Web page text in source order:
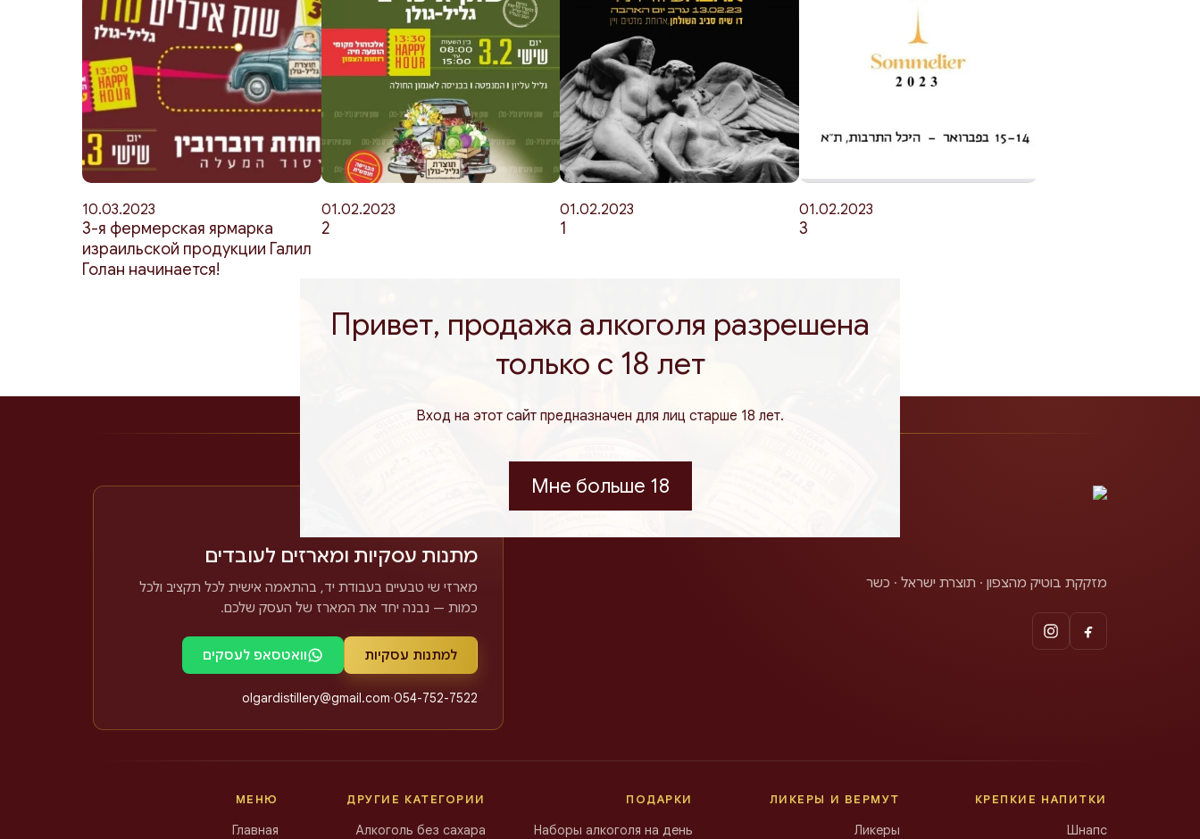
10.03.2023
3-я фермерская ярмарка
израильской продукции Галил
Голан начинается!
01.02.2023
2
01.02.2023
1
01.02.2023
3
מזקקת בוטיק מהצפון · תוצרת ישראל · כשר
מתנות עסקיות ומארזים לעובדים
מארזי שי טבעיים בעבודת יד, בהתאמה אישית לכל תקציב ולכל
כמות — נבנה יחד את המארז של העסק שלכם.
למתנות עסקיות וואטסאפ לעסקים
054-752-7522
·
olgardistillery@gmail.com
КРЕПКИЕ НАПИТКИ
Шнапс
ЛИКЕРЫ И ВЕРМУТ
Ликеры
ПОДАРКИ
Наборы алкоголя на день
ДРУГИЕ КАТЕГОРИИ
Алкоголь без сахара
МЕНЮ
Главная
Привет, продажа алкоголя разрешена
только с 18 лет
Вход на этот сайт предназначен для лиц старше 18 лет.
Мне больше 18